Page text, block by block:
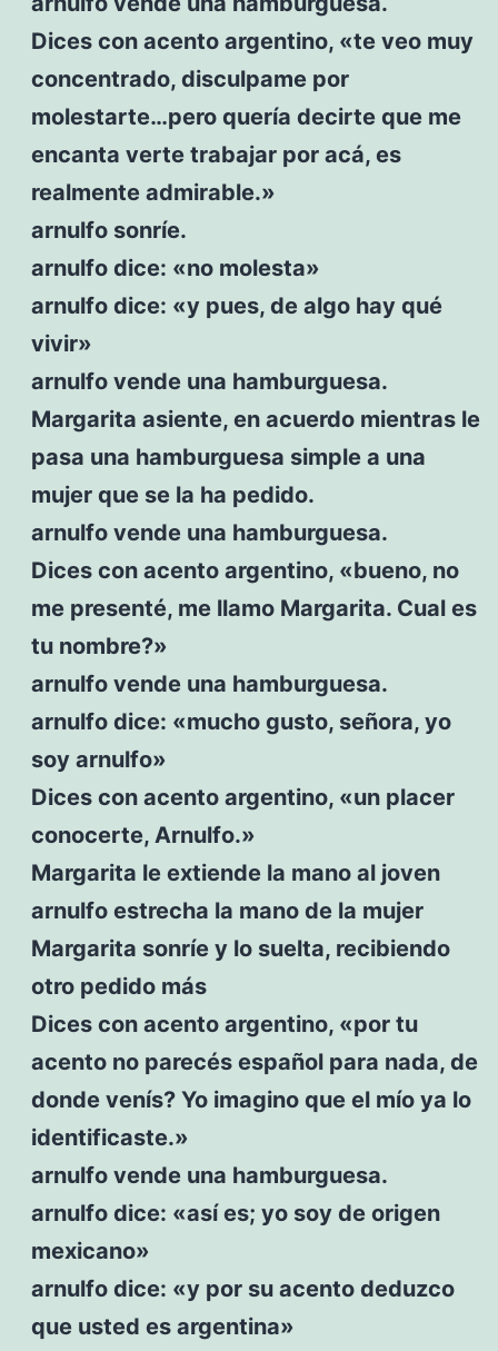
Dices con acento argentino, «te veo muy
concentrado, disculpame por
molestarte…pero quería decirte que me
encanta verte trabajar por acá, es
realmente admirable.»
arnulfo sonríe.
arnulfo dice: «no molesta»
arnulfo dice: «y pues, de algo hay qué
vivir»
arnulfo vende una hamburguesa.
Margarita asiente, en acuerdo mientras le
pasa una hamburguesa simple a una
mujer que se la ha pedido.
arnulfo vende una hamburguesa.
Dices con acento argentino, «bueno, no
me presenté, me llamo Margarita. Cual es
tu nombre?»
arnulfo vende una hamburguesa.
arnulfo dice: «mucho gusto, señora, yo
soy arnulfo»
Dices con acento argentino, «un placer
conocerte, Arnulfo.»
Margarita le extiende la mano al joven
arnulfo estrecha la mano de la mujer
Margarita sonríe y lo suelta, recibiendo
otro pedido más
Dices con acento argentino, «por tu
acento no parecés español para nada, de
donde venís? Yo imagino que el mío ya lo
identificaste.»
arnulfo vende una hamburguesa.
arnulfo dice: «así es; yo soy de origen
mexicano»
arnulfo dice: «y por su acento deduzco
que usted es argentina»